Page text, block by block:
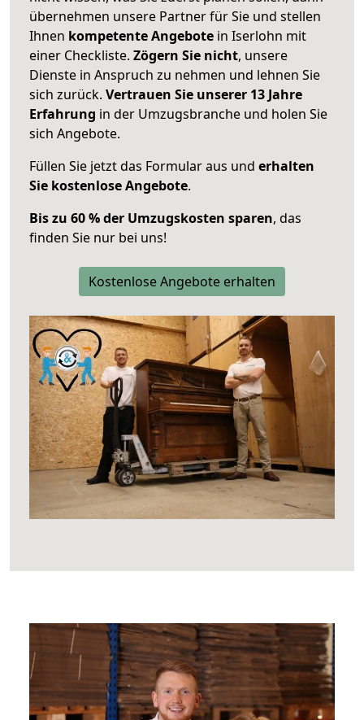
übernehmen unsere Partner für Sie und stellen
Ihnen kompetente Angebote in Iserlohn mit
einer Checkliste. Zögern Sie nicht, unsere
Dienste in Anspruch zu nehmen und lehnen Sie
sich zurück. Vertrauen Sie unserer 13 Jahre
Erfahrung in der Umzugsbranche und holen Sie
sich Angebote.
Füllen Sie jetzt das Formular aus und erhalten
Sie kostenlose Angebote.
Bis zu 60 % der Umzugskosten sparen, das
finden Sie nur bei uns!
Kostenlose Angebote erhalten